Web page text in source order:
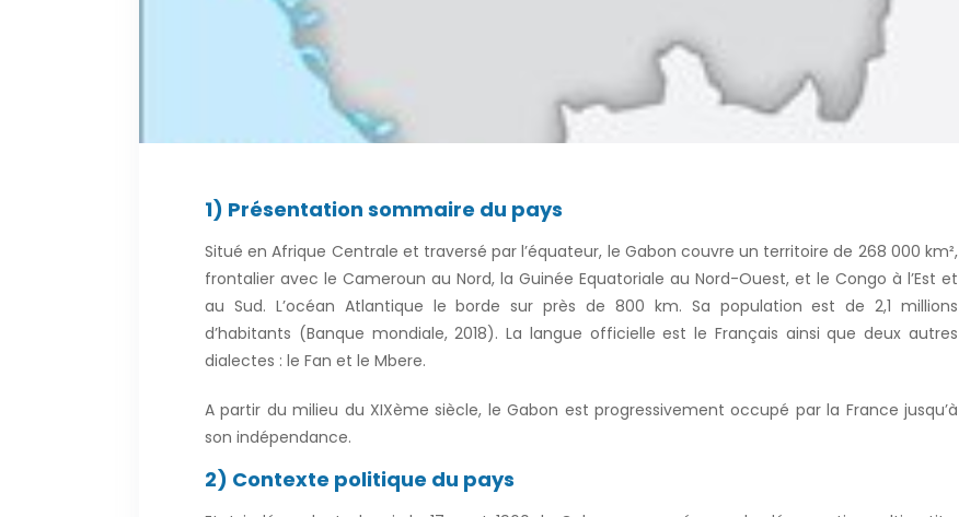
1) Présentation sommaire du pays
Situé en Afrique Centrale et traversé par l’équateur, le Gabon couvre un territoire de 268 000 km²,
frontalier avec le Cameroun au Nord, la Guinée Equatoriale au Nord-Ouest, et le Congo à l’Est et
au Sud. L’océan Atlantique le borde sur près de 800 km. Sa population est de 2,1 millions
d’habitants (Banque mondiale, 2018). La langue officielle est le Français ainsi que deux autres
dialectes : le Fan et le Mbere.
A partir du milieu du XIXème siècle, le Gabon est progressivement occupé par la France jusqu’à
son indépendance.
2) Contexte politique du pays